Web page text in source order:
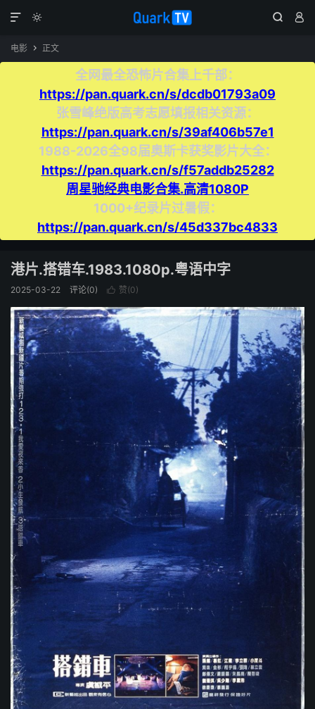
  

电影  正文
全网最全恐怖片合集上千部：
https://pan.quark.cn/s/dcdb01793a09
张雪峰绝版高考志愿填报相关资源：
https://pan.quark.cn/s/39af406b57e1
1988-2026全98届奥斯卡获奖影片大全：
https://pan.quark.cn/s/f57addb25282
周星驰经典电影合集.高清1080P
1000+纪录片过暑假：
https://pan.quark.cn/s/45d337bc4833
港片.搭错车.1983.1080p.粤语中字
2025-03-22 评论(0)  赞(0)